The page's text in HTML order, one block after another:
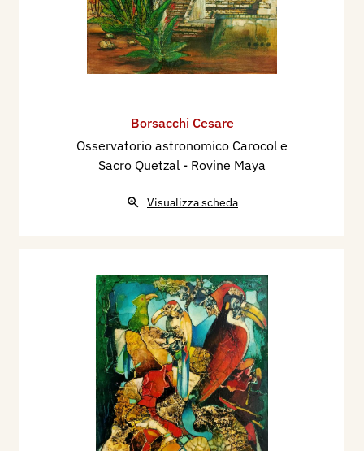
Borsacchi Cesare
Osservatorio astronomico Carocol e
Sacro Quetzal - Rovine Maya
Visualizza scheda